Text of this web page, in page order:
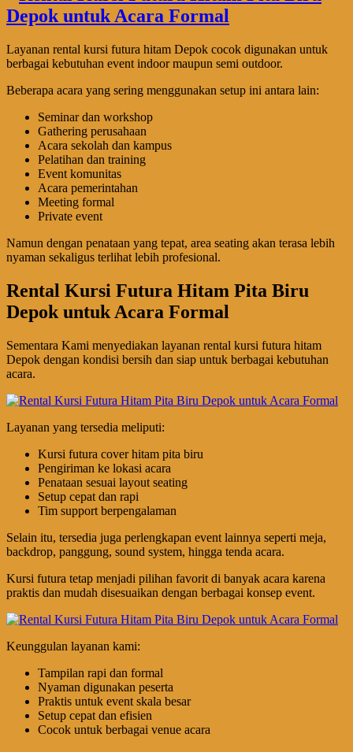
Layanan rental kursi futura hitam Depok cocok digunakan untuk
berbagai kebutuhan event indoor maupun semi outdoor.
Beberapa acara yang sering menggunakan setup ini antara lain:
Seminar dan workshop
Gathering perusahaan
Acara sekolah dan kampus
Pelatihan dan training
Event komunitas
Acara pemerintahan
Meeting formal
Private event
Namun dengan penataan yang tepat, area seating akan terasa lebih
nyaman sekaligus terlihat lebih profesional.
Rental Kursi Futura Hitam Pita Biru
Depok untuk Acara Formal
Sementara Kami menyediakan layanan rental kursi futura hitam
Depok dengan kondisi bersih dan siap untuk berbagai kebutuhan
acara.
Layanan yang tersedia meliputi:
Kursi futura cover hitam pita biru
Pengiriman ke lokasi acara
Penataan sesuai layout seating
Setup cepat dan rapi
Tim support berpengalaman
Selain itu, tersedia juga perlengkapan event lainnya seperti meja,
backdrop, panggung, sound system, hingga tenda acara.
Kursi futura tetap menjadi pilihan favorit di banyak acara karena
praktis dan mudah disesuaikan dengan berbagai konsep event.
Keunggulan layanan kami:
Tampilan rapi dan formal
Nyaman digunakan peserta
Praktis untuk event skala besar
Setup cepat dan efisien
Cocok untuk berbagai venue acara